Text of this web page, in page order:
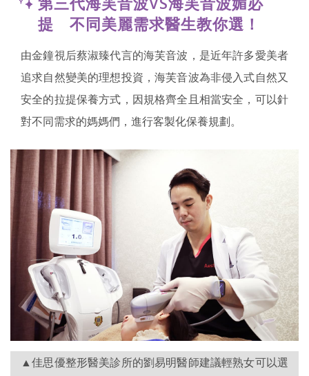
提 不同美麗需求醫生教你選！
由金鐘視后蔡淑臻代言的海芙音波，是近年許多愛美者
追求自然變美的理想投資，海芙音波為非侵入式自然又
安全的拉提保養方式，因規格齊全且相當安全，可以針
對不同需求的媽媽們，進行客製化保養規劃。
▲佳思優整形醫美診所的劉易明醫師建議輕熟女可以選